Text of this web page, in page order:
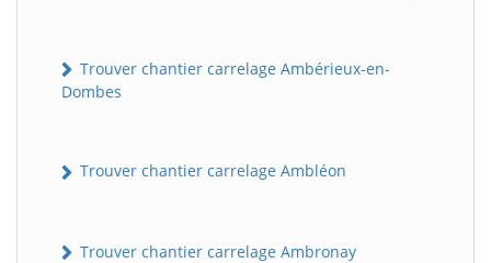
Trouver chantier carrelage Ambérieux-en-
Dombes
Trouver chantier carrelage Ambléon
Trouver chantier carrelage Ambronay